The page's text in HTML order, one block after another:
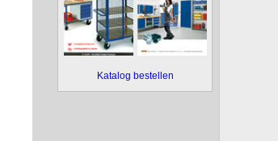
Katalog bestellen